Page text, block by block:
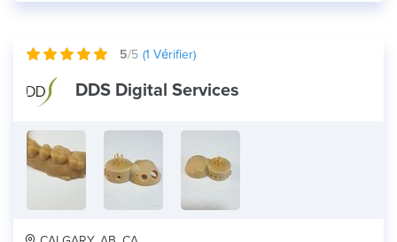
5/5 (1 Vérifier)
DDS Digital Services